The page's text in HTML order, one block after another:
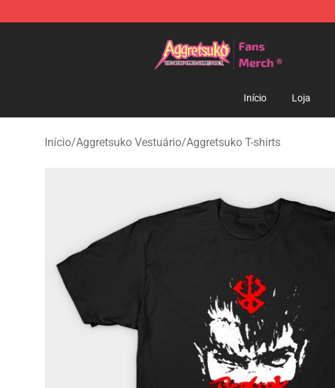
Início Loja
Início/Aggretsuko Vestuário/Aggretsuko T-shirts